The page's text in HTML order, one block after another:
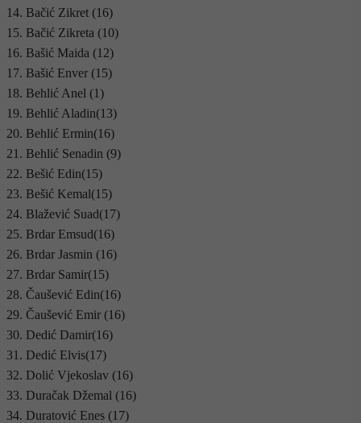
14. Bačić Zikret (16)
15. Bačić Zikreta (10)
16. Bašić Maida (12)
17. Bašić Enver (15)
18. Behlić Anel (1)
19. Behlić Aladin(13)
20. Behlić Ermin(16)
21. Behlić Senadin (9)
22. Bešić Edin(15)
23. Bešić Kemal(15)
24. Blažević Suad(17)
25. Brdar Emsud(16)
26. Brdar Jasmin (16)
27. Brdar Samir(15)
28. Čaušević Edin(16)
29. Čaušević Emir (16)
30. Dedić Damir(16)
31. Dedić Elvis(17)
32. Dolić Vjekoslav (16)
33. Duračak Džemal (16)
34. Duratović Enes (17)